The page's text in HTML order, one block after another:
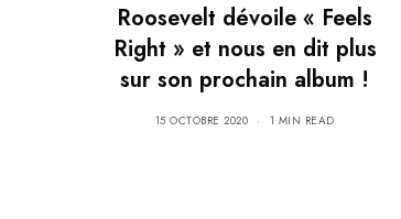
Roosevelt dévoile « Feels
Right » et nous en dit plus
sur son prochain album !
15 OCTOBRE 2020 1 MIN READ